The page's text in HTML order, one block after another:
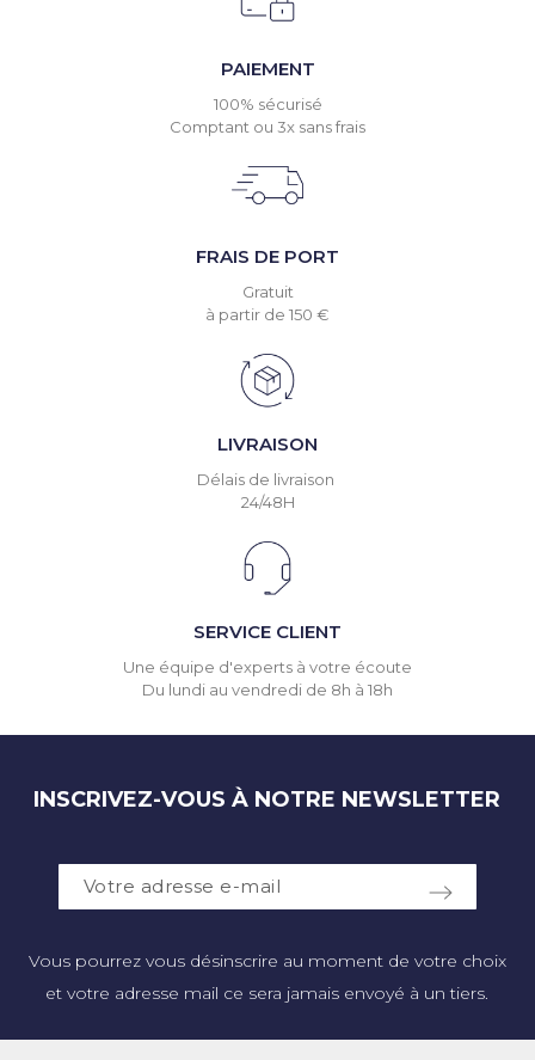
PAIEMENT
100% sécurisé
Comptant ou 3x sans frais
FRAIS DE PORT
Gratuit
à partir de 150 €
LIVRAISON
Délais de livraison
24/48H
SERVICE CLIENT
Une équipe d'experts à votre écoute
Du lundi au vendredi de 8h à 18h
INSCRIVEZ-VOUS À NOTRE NEWSLETTER
Vous pourrez vous désinscrire au moment de votre choix
et votre adresse mail ce sera jamais envoyé à un tiers.